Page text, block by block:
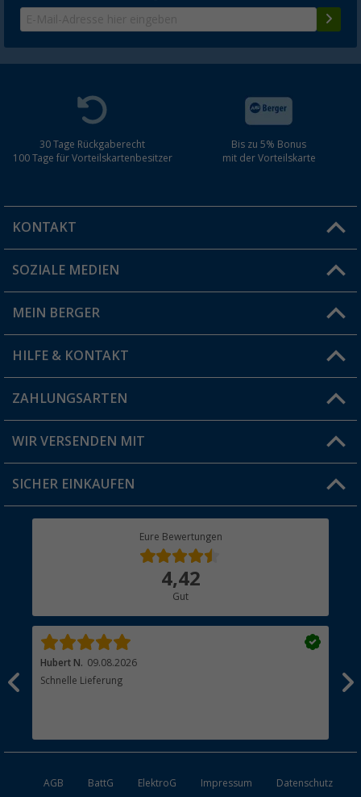
30 Tage Rückgaberecht
100 Tage für Vorteilskartenbesitzer
Bis zu 5% Bonus
mit der Vorteilskarte
KONTAKT
Du hast eine Frage?
Filiale finden
SOZIALE MEDIEN
MEIN BERGER
Vorteilskarte
Blog
Jobs & Karriere
HILFE & KONTAKT
FAQ & Kontakt
Versandinformationen
Rücksendung
ZAHLUNGSARTEN
WIR VERSENDEN MIT
SICHER EINKAUFEN
Eure Bewertungen
4,42
Gut
Hubert N. 09.08.2026
Schnelle Lieferung
AGB BattG ElektroG Impressum Datenschutz